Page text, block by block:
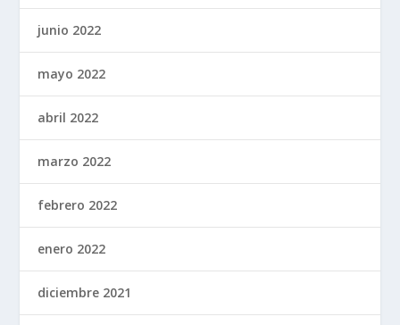
junio 2022
mayo 2022
abril 2022
marzo 2022
febrero 2022
enero 2022
diciembre 2021